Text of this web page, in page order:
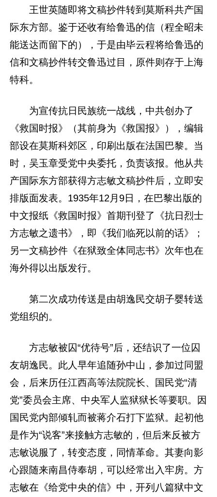
王世英随即将文稿抄件转到莫斯科共产国
际东方部。鉴于还收有给鲁迅的信（程全昭未
能送达而留下的），于是由毕云程将给鲁迅的
信和文稿抄件转交鲁迅过目，原件则存于上海
特科。
为宣传抗日民族统一战线，中共创办了
《救国时报》（其前身为《救国报》），编辑
部设在莫斯科郊区，印刷出版在法国巴黎。当
时，吴玉章受党中央委托，负责该报。他从共
产国际东方部获得方志敏文稿抄件后，立即安
排版面发表。1935年12月9日，在巴黎出版的
中文报纸《救国时报》首期刊登了《抗日烈士
方志敏之遗书》，即《我们临死以前的话》；
另一文稿抄件《在狱致全体同志书》次年也在
海外得以出版发行。
第二次成功传送是由胡逸民交胡子婴转送
党组织的。
方志敏被囚“优待号”后，还结识了一位囚
友胡逸民。此人早年追随孙中山，参加过同盟
会，后来历任江西高等法院院长、国民党“清
党”委员会主席、中央军人监狱狱长等要职。因
国民党内部倾轧而被蒋介石打下监狱。起初他
是作为“说客”来接触方志敏的，但后来反被方
志敏说服了，转变态度，同情革命。其妻向影
心跟随来南昌侍奉胡，可以经常出入牢房。方
志敏在《给党中央的信》中，开列八篇狱中文